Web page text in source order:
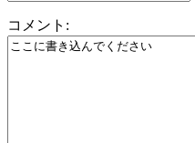
コメント: